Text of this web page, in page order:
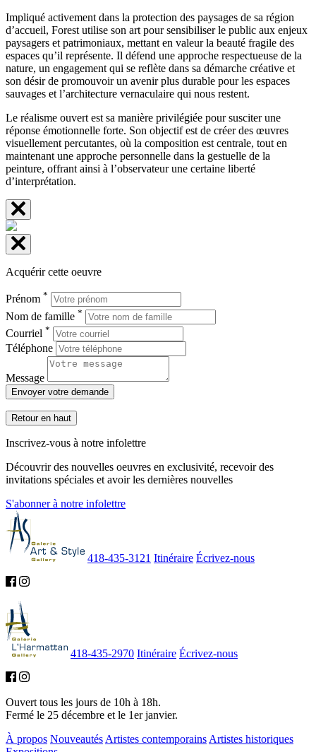
Impliqué activement dans la protection des paysages de sa région
d’accueil, Forest utilise son art pour sensibiliser le public aux enjeux
paysagers et patrimoniaux, mettant en valeur la beauté fragile des
espaces qu’il représente. Il défend une approche respectueuse de la
nature, un engagement qui se reflète dans sa démarche créative et
son désir de promouvoir un avenir plus durable pour les espaces
sauvages et l’architecture vernaculaire qui nous restent.
Le réalisme ouvert est sa manière privilégiée pour susciter une
réponse émotionnelle forte. Son objectif est de créer des œuvres
visuellement percutantes, où la composition est centrale, tout en
maintenant une approche personnelle dans la gestuelle de la
peinture, offrant ainsi à l’observateur une certaine liberté
d’interprétation.
Acquérir cette oeuvre
Prénom *
Nom de famille *
Courriel *
Téléphone
Message
Envoyer votre demande
Retour en haut
Inscrivez-vous à notre infolettre
Découvrir des nouvelles oeuvres en exclusivité, recevoir des
invitations spéciales et avoir les dernières nouvelles
S'abonner à notre infolettre
418-435-3121 Itinéraire Écrivez-nous
418-435-2970 Itinéraire Écrivez-nous
Ouvert tous les jours de 10h à 18h.
Fermé le 25 décembre et le 1er janvier.
À propos Nouveautés Artistes contemporains Artistes historiques